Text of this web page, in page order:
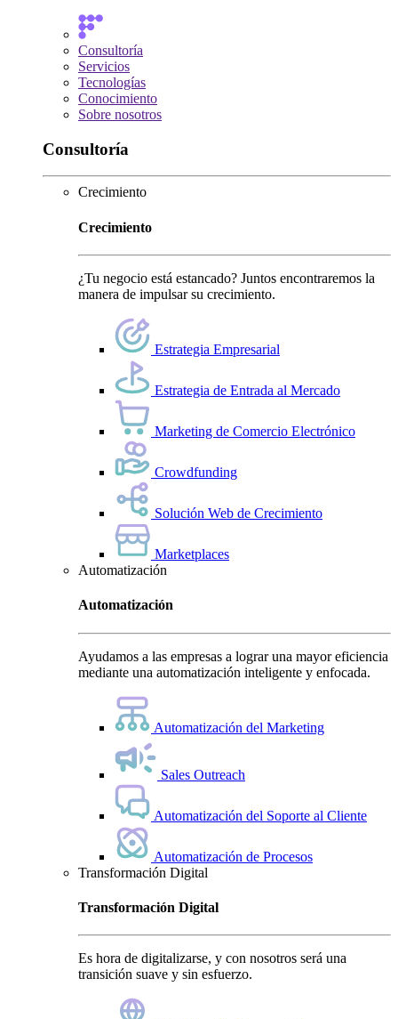
Consultoría
Servicios
Tecnologías
Conocimiento
Sobre nosotros
Consultoría
Crecimiento
Crecimiento
¿Tu negocio está estancado? Juntos encontraremos la
manera de impulsar su crecimiento.
Estrategia Empresarial
Estrategia de Entrada al Mercado
Marketing de Comercio Electrónico
Crowdfunding
Solución Web de Crecimiento
Marketplaces
Automatización
Automatización
Ayudamos a las empresas a lograr una mayor eficiencia
mediante una automatización inteligente y enfocada.
Automatización del Marketing
Sales Outreach
Automatización del Soporte al Cliente
Automatización de Procesos
Transformación Digital
Transformación Digital
Es hora de digitalizarse, y con nosotros será una
transición suave y sin esfuerzo.